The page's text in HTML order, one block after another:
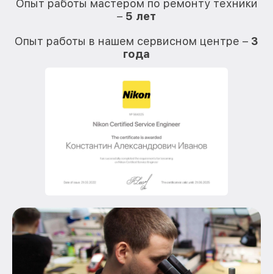
Опыт работы мастером по ремонту техники
– 5 лет
Опыт работы в нашем сервисном центре – 3
года